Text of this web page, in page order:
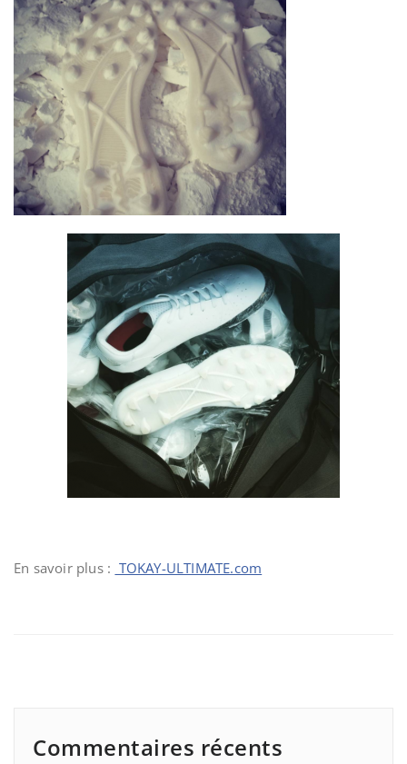
En savoir plus : TOKAY-ULTIMATE.com
Commentaires récents